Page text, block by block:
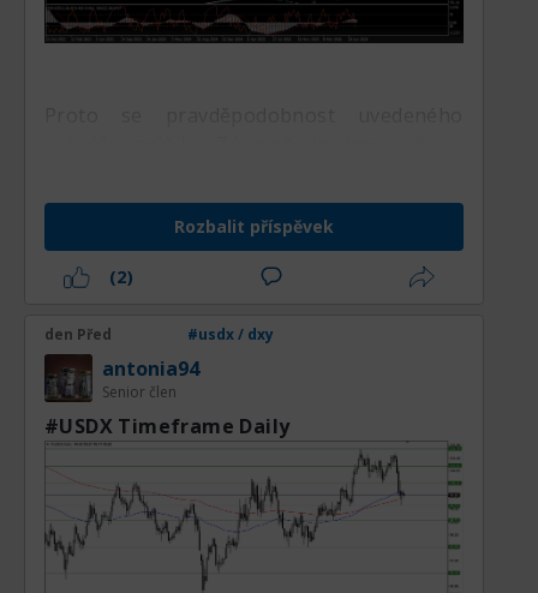
nákupy do 99.90. Nezapomínejte však, že
dolaru.
A bylo by dobré vidět takový pohyb:
Rozbalit příspěvek
(2)
den Před #usdx / dxy
antonia94
Senior člen
#USDX Timeframe Daily